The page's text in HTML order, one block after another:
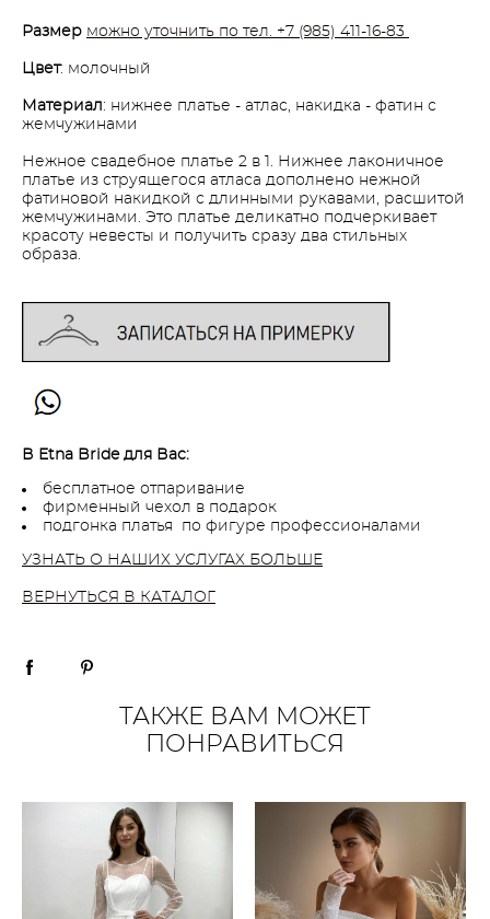
Размер можно уточнить по тел. +7 (985) 411-16-83
Цвет: молочный
Материал: нижнее платье - атлас, накидка - фатин с
жемчужинами
Нежное свадебное платье 2 в 1. Нижнее лаконичное
платье из струящегося атласа дополнено нежной
фатиновой накидкой с длинными рукавами, расшитой
жемчужинами. Это платье деликатно подчеркивает
красоту невесты и получить сразу два стильных
образа.
В Etna Bride для Вас:
бесплатное отпаривание
фирменный чехол в подарок
подгонка платья по фигуре профессионалами
УЗНАТЬ О НАШИХ УСЛУГАХ БОЛЬШЕ
ВЕРНУТЬСЯ В КАТАЛОГ
ТАКЖЕ ВАМ МОЖЕТ
ПОНРАВИТЬСЯ